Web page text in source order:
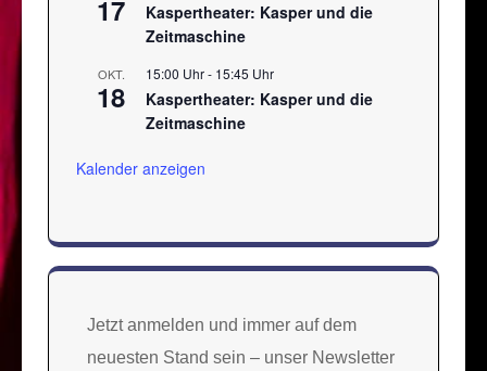
17
Kaspertheater: Kasper und die
Zeitmaschine
OKT.
18
15:00 Uhr- 15:45 Uhr
Kaspertheater: Kasper und die
Zeitmaschine
Kalender anzeigen
Jetzt anmelden und immer auf dem
neuesten Stand sein – unser Newsletter